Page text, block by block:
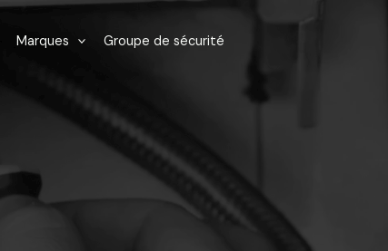
Marques Groupe de sécurité